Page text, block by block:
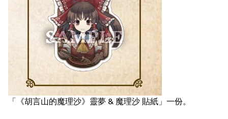
「《胡言山的魔理沙》靈夢 & 魔理沙 貼紙」一份。